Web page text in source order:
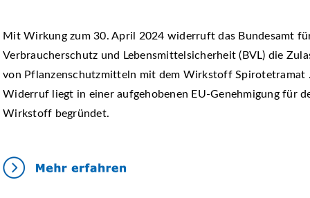
Mit Wirkung zum 30. April 2024 widerruft das Bundesamt
Verbraucherschutz und Lebensmittelsicherheit (BVL) die
von Pflanzenschutzmitteln mit dem Wirkstoff Spirotetramat
Widerruf liegt in einer aufgehobenen EU-Genehmigung für
Wirkstoff begründet.